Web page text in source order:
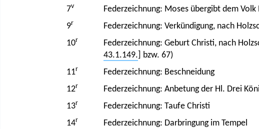
7v
Federzeichnung: Moses übergibt dem
9r Federzeichnung: Verkündigung, nach
10r Federzeichnung: Geburt Christi, nach
43.1.149. ] bzw. 67)
11r
Federzeichnung: Beschneidung
12r
Federzeichnung: Anbetung der Hl. Drei
13r
Federzeichnung: Taufe Christi
14r
Federzeichnung: Darbringung im Tempel